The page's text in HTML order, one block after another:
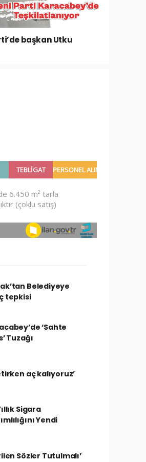
başkan Utku
Belediyeye
tepkisi
‘Sahte
Tuzağı
aç kalıyoruz’
Sigara
Yendi
Sözler Tutulmalı’